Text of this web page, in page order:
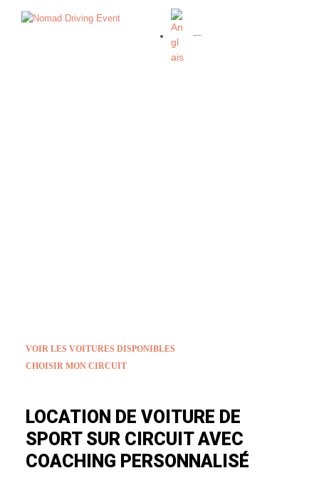
VOIR LES VOITURES DISPONIBLES
CHOISIR MON CIRCUIT
LOCATION DE VOITURE DE
SPORT SUR CIRCUIT AVEC
COACHING PERSONNALISÉ